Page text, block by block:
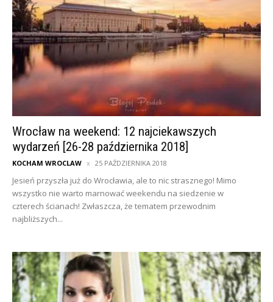
Wrocław na weekend: 12 najciekawszych
wydarzeń [26-28 października 2018]
KOCHAM WROCLAW 25 PAŹDZIERNIKA 2018
Jesień przyszła już do Wrocławia, ale to nic strasznego! Mimo
wszystko nie warto marnować weekendu na siedzenie w
czterech ścianach! Zwłaszcza, że tematem przewodnim
najbliższych...